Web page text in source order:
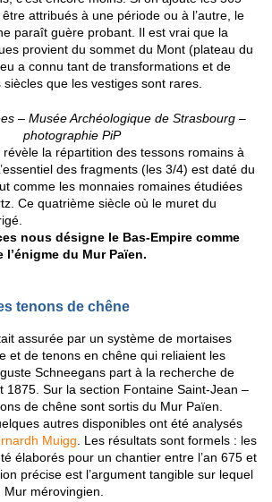
attribués à une période ou à l’autre, le
paraît guère probant. Il est vrai que la
provient du sommet du Mont (plateau du
a connu tant de transformations et de
que les vestiges sont rares.
– Musée Archéologique de Strasbourg –
photographie PiP
la répartition des tessons romains à
des fragments (les 3/4) est daté du
comme les monnaies romaines étudiées
Ce quatrième siècle où le muret du
nous désigne le Bas-Empire comme
du Mur Païen.
tenons de chêne
assurée par un système de mortaises
et de tenons en chêne qui reliaient les
Schneegans part à la recherche de
1875. Sur la section Fontaine Saint-Jean –
de chêne sont sortis du Mur Païen.
autres disponibles ont été analysés
Muigg . Les résultats sont formels : les
élaborés pour un chantier entre l’an 675 et
précise est l’argument tangible sur lequel
Mur mérovingien.